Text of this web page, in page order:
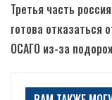
Третья часть
готова отказаться
ОСАГО из-за